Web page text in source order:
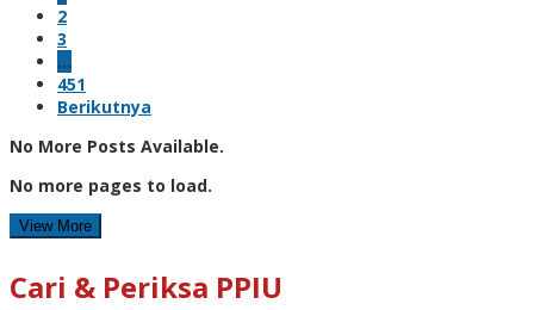
2
3
…
451
Berikutnya
No More Posts Available.
No more pages to load.
View More
Cari & Periksa PPIU